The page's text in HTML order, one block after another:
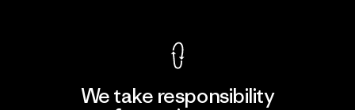
We take responsibility